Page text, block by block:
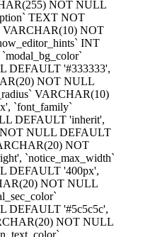
NOT NULL
TEXT NOT
VARCHAR(10) NOT
INT
DEFAULT '#333333',
NOT NULL
VARCHAR(10)
`font_family`
DEFAULT 'inherit',
NULL DEFAULT
NOT
`notice_max_width`
DEFAULT '400px',
NOT NULL
DEFAULT '#5c5c5c',
NOT NULL